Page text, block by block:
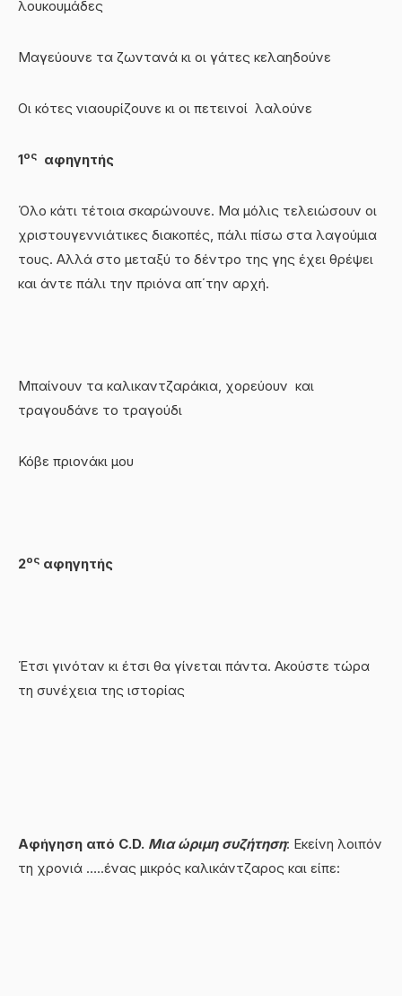
λουκουμάδες
Μαγεύουνε τα ζωντανά κι οι γάτες κελαηδούνε
Οι κότες νιαουρίζουνε κι οι πετεινοί λαλούνε
1ος αφηγητής
Όλο κάτι τέτοια σκαρώνουνε. Μα μόλις τελειώσουν οι
χριστουγεννιάτικες διακοπές, πάλι πίσω στα λαγούμια
τους. Αλλά στο μεταξύ το δέντρο της γης έχει θρέψει
και άντε πάλι την πριόνα απ΄την αρχή.
Μπαίνουν τα καλικαντζαράκια, χορεύουν και
τραγουδάνε το τραγούδι
Κόβε πριονάκι μου
2ος αφηγητής
Έτσι γινόταν κι έτσι θα γίνεται πάντα. Ακούστε τώρα
τη συνέχεια της ιστορίας
Αφήγηση από C.D. Μια ώριμη συζήτηση: Εκείνη λοιπόν
τη χρονιά …..ένας μικρός καλικάντζαρος και είπε: